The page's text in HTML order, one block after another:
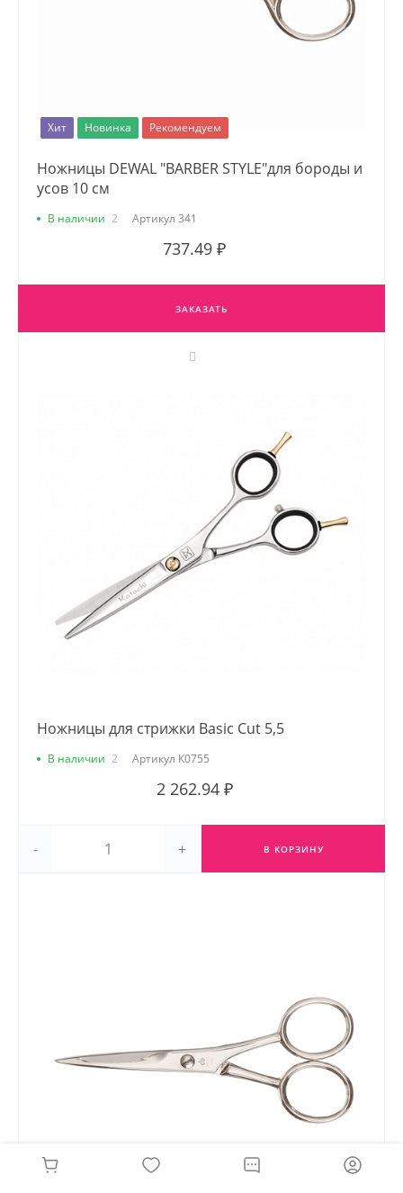
Хит Новинка Рекомендуем
Ножницы DEWAL "BARBER STYLE"для бороды и
усов 10 см
В наличии 2 Артикул 341
737.49 ₽
ЗАКАЗАТЬ
Ножницы для стрижки Basic Cut 5,5
В наличии 2 Артикул К0755
2 262.94 ₽
- + В КОРЗИНУ